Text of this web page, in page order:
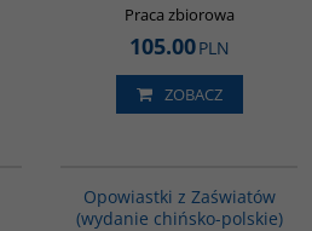
Praca zbiorowa
105.00PLN
ZOBACZ
Opowiastki z Zaświatów
(wydanie chińsko-polskie)